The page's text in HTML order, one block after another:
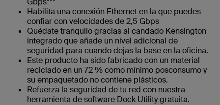
Habilita una conexión Ethernet en la que puedes
confiar con velocidades de 2,5 Gbps
Quédate tranquilo gracias al candado Kensington
integrado que añade un nivel adicional de
seguridad para cuando dejas la base en la oficina.
Este producto ha sido fabricado con un material
reciclado en un 72 % como mínimo posconsumo y
su empaquetado no contiene plásticos.
Refuerza la seguridad de tu red con nuestra
herramienta de software Dock Utility gratuita.